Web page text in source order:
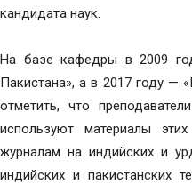
кандидата наук.
На базе кафедры в 2009
Пакистана», а в 2017 году —
отметить, что
используют материалы
журналам на индийских и
индийских и пакистанских